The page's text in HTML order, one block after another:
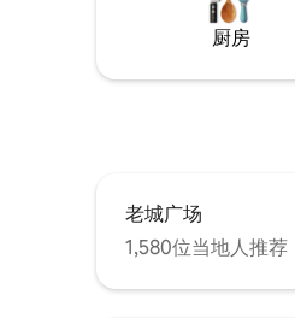
厨房
老城广场
1,580位当地人推荐